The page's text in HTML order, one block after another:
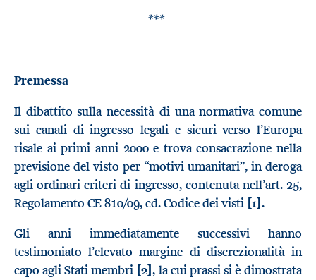
***
Premessa
Il dibattito sulla necessità di una normativa comune
sui canali di ingresso legali e sicuri verso l’Europa
risale ai primi anni 2000 e trova consacrazione nella
previsione del visto per “motivi umanitari”, in deroga
agli ordinari criteri di ingresso, contenuta nell’art. 25,
Regolamento CE 810/09, cd. Codice dei visti [1].
Gli anni immediatamente successivi hanno
testimoniato l’elevato margine di discrezionalità in
capo agli Stati membri [2], la cui prassi si è dimostrata